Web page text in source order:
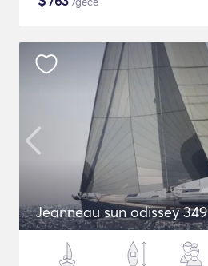
Jeanneau sun odissey 349